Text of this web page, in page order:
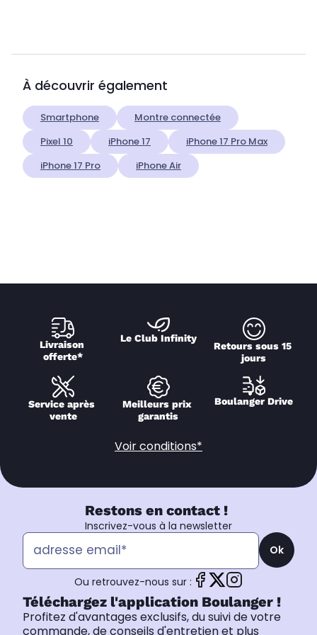
À découvrir également
Smartphone
Montre connectée
Pixel 10
iPhone 17
iPhone 17 Pro Max
iPhone 17 Pro
iPhone Air
Livraison
offerte*
Le Club Infinity
Retours sous 15
jours
Service après
vente
Meilleurs prix
garantis
Boulanger Drive
Voir conditions*
Restons en contact !
Inscrivez-vous à la newsletter
Ok
Ou retrouvez-nous sur :
Téléchargez l'application Boulanger !
Profitez d'avantages exclusifs, du suivi de votre
commande, de conseils d'entretien et plus